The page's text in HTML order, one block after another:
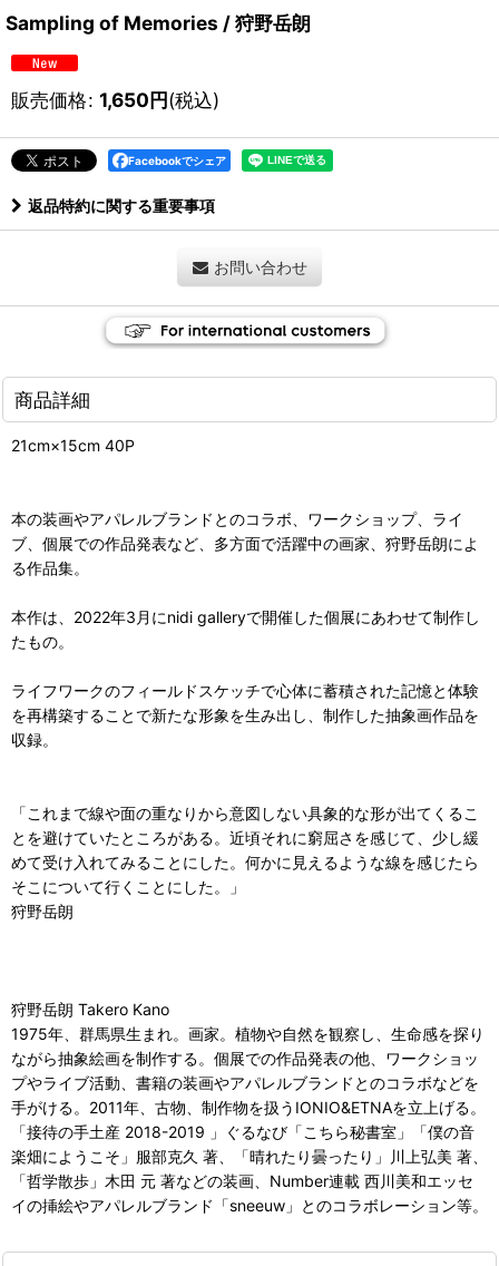
Sampling of Memories / 狩野岳朗
販売価格: 1,650円(税込)
Facebookでシェア
返品特約に関する重要事項
お問い合わせ
商品詳細
21cm×15cm 40P
本の装画やアパレルブランドとのコラボ、ワークショップ、ライ
ブ、個展での作品発表など、多方面で活躍中の画家、狩野岳朗によ
る作品集。
本作は、2022年3月にnidi galleryで開催した個展にあわせて制作し
たもの。
ライフワークのフィールドスケッチで心体に蓄積された記憶と体験
を再構築することで新たな形象を生み出し、制作した抽象画作品を
収録。
「これまで線や面の重なりから意図しない具象的な形が出てくるこ
とを避けていたところがある。近頃それに窮屈さを感じて、少し緩
めて受け入れてみることにした。何かに見えるような線を感じたら
そこについて行くことにした。」
狩野岳朗
狩野岳朗 Takero Kano
1975年、群馬県生まれ。画家。植物や自然を観察し、生命感を探り
ながら抽象絵画を制作する。個展での作品発表の他、ワークショッ
プやライブ活動、書籍の装画やアパレルブランドとのコラボなどを
手がける。2011年、古物、制作物を扱うIONIO&ETNAを立上げる。
「接待の手土産 2018-2019 」ぐるなび「こちら秘書室」「僕の音
楽畑にようこそ」服部克久 著、「晴れたり曇ったり」川上弘美 著、
「哲学散歩」木田 元 著などの装画、Number連載 西川美和エッセ
イの挿絵やアパレルブランド「sneeuw」とのコラボレーション等。